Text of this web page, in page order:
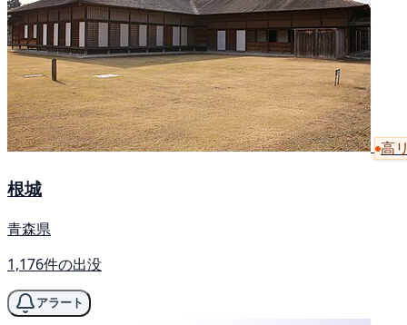
高
根城
青森県
1,176件の出没
アラート